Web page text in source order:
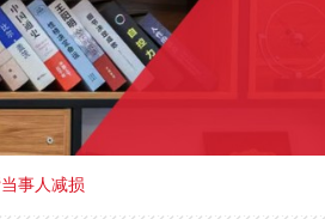
事人减损